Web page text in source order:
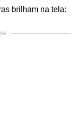
brilham na tela: